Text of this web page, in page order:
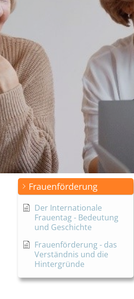
Frauenförderung
Der Internationale
Frauentag - Bedeutung
und Geschichte
Frauenförderung - das
Verständnis und die
Hintergründe